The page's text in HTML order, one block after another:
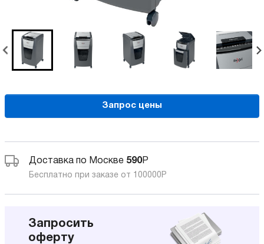
Запрос цены
Доставка по Москве 590Р
Бесплатно при заказе от 100000 Р
Запросить
оферту